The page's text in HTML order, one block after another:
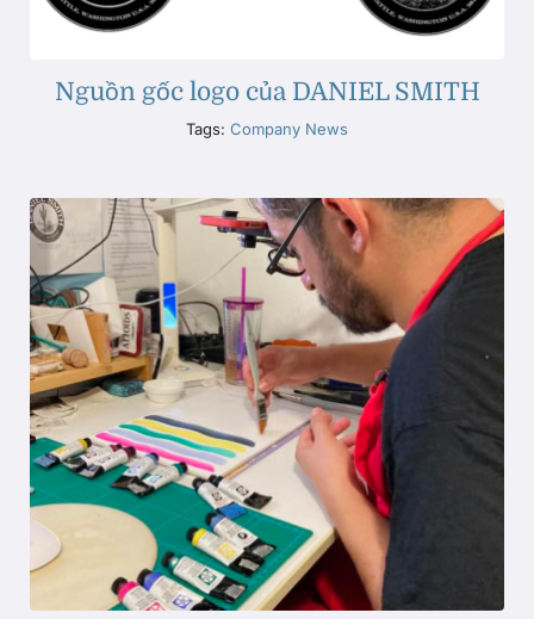
Nguồn gốc logo của DANIEL SMITH
Tags: Company News